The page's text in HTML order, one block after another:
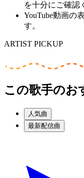
を十分にご確認
YouTube動画の
す。
ARTIST PICKUP
この歌手のお
人気曲
最新配信曲